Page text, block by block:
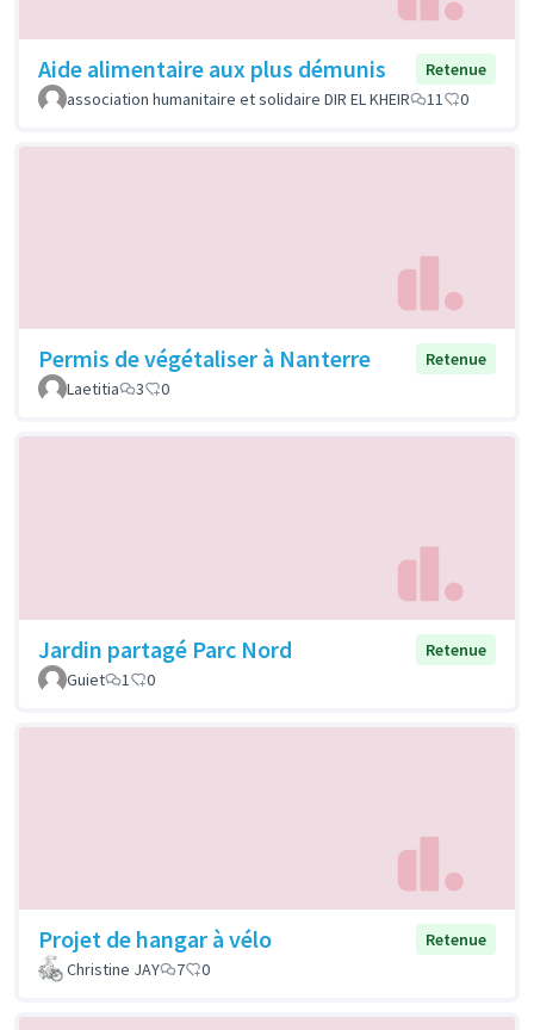
Aide alimentaire aux plus démunis
Retenue
association humanitaire et solidaire DIR EL KHEIR
11 0
Permis de végétaliser à Nanterre
Retenue
Laetitia
3 0
Jardin partagé Parc Nord
Retenue
Guiet
1 0
Projet de hangar à vélo
Retenue
Christine JAY
7 0